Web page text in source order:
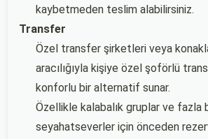
kaybetmeden teslim alabilirsiniz.
Transfer
Özel transfer şirketleri veya
aracılığıyla kişiye özel şoförlü
konforlu bir alternatif sunar.
Özellikle kalabalık gruplar ve fazla
seyahatseverler için önceden